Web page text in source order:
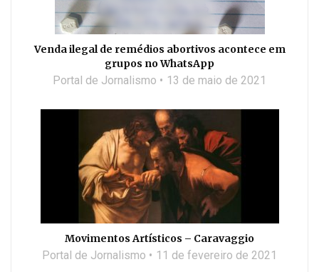
Venda ilegal de remédios abortivos acontece em
grupos no WhatsApp
Portal de Jornalismo 13 de maio de 2021
Movimentos Artísticos – Caravaggio
Portal de Jornalismo 11 de fevereiro de 2021